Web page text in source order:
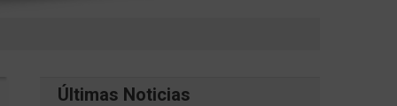
Últimas Noticias